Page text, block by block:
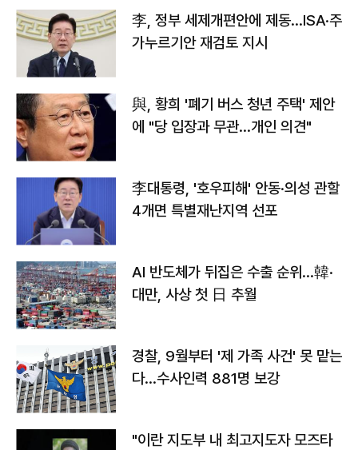
李, 정부 세제개편안에 제동…ISA·주
가누르기안 재검토 지시
與, 황희 '폐기 버스 청년 주택' 제안
에 "당 입장과 무관…개인 의견"
李대통령, '호우피해' 안동·의성 관할
4개면 특별재난지역 선포
AI 반도체가 뒤집은 수출 순위…韓·
대만, 사상 첫 日 추월
경찰, 9월부터 '제 가족 사건' 못 맡는
다…수사인력 881명 보강
"이란 지도부 내 최고지도자 모즈타